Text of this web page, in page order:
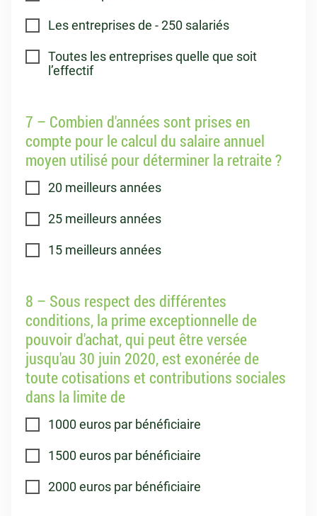
Les entreprises de - 250 salariés
Toutes les entreprises quelle que soit
l’effectif
7 – Combien d'années sont prises en
compte pour le calcul du salaire annuel
moyen utilisé pour déterminer la retraite ?
20 meilleurs années
25 meilleurs années
15 meilleurs années
8 – Sous respect des différentes
conditions, la prime exceptionnelle de
pouvoir d'achat, qui peut être versée
jusqu'au 30 juin 2020, est exonérée de
toute cotisations et contributions sociales
dans la limite de
1000 euros par bénéficiaire
1500 euros par bénéficiaire
2000 euros par bénéficiaire